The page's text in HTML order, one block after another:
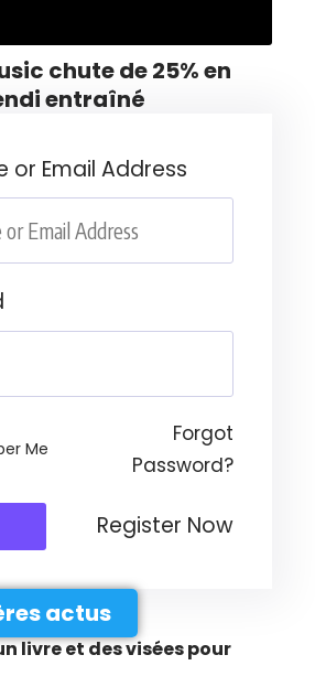
chute de 25% en
entraîné
or Email Address
Me
Forgot
Password?
Register Now
actus
livre et des visées pour